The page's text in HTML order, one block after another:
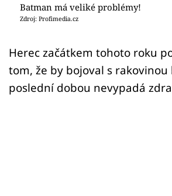
Přihlášení
Sledujte nás
Batman má veliké problémy!
Zdroj: Profimedia.cz
Herec začátkem tohoto roku
tom, že by bojoval s rakovinou
poslední dobou nevypadá